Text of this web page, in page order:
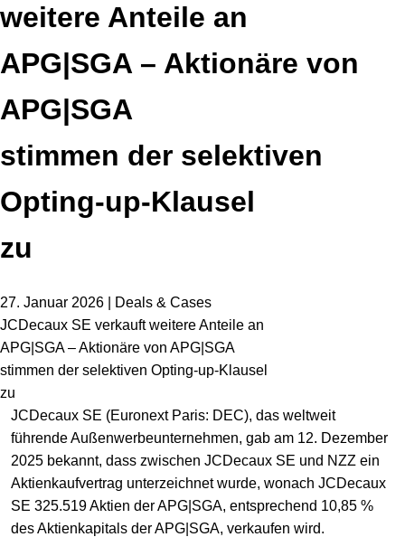
weitere Anteile an
APG|SGA – Aktionäre von
APG|SGA
stimmen der selektiven
Opting-up-Klausel
zu
27. Januar 2026 | Deals & Cases
JCDecaux SE verkauft weitere Anteile an
APG|SGA – Aktionäre von APG|SGA
stimmen der selektiven Opting-up-Klausel
zu
JCDecaux SE (Euronext Paris: DEC), das weltweit
führende Außenwerbeunternehmen, gab am 12. Dezember
2025 bekannt, dass zwischen JCDecaux SE und NZZ ein
Aktienkaufvertrag unterzeichnet wurde, wonach JCDecaux
SE 325.519 Aktien der APG|SGA, entsprechend 10,85 %
des Aktienkapitals der APG|SGA, verkaufen wird.